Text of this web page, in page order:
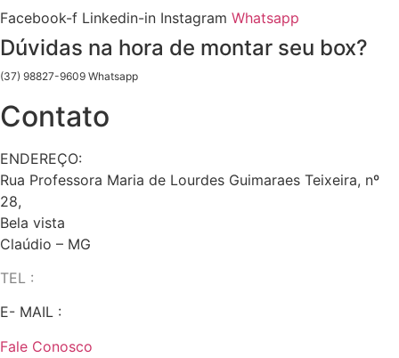
Facebook-f Linkedin-in Instagram Whatsapp
Dúvidas na hora de montar seu box?
(37) 98827-9609 Whatsapp
Contato
ENDEREÇO:
Rua Professora Maria de Lourdes Guimaraes Teixeira, nº
28,
Bela vista
Claúdio – MG
TEL :
E- MAIL :
Fale Conosco